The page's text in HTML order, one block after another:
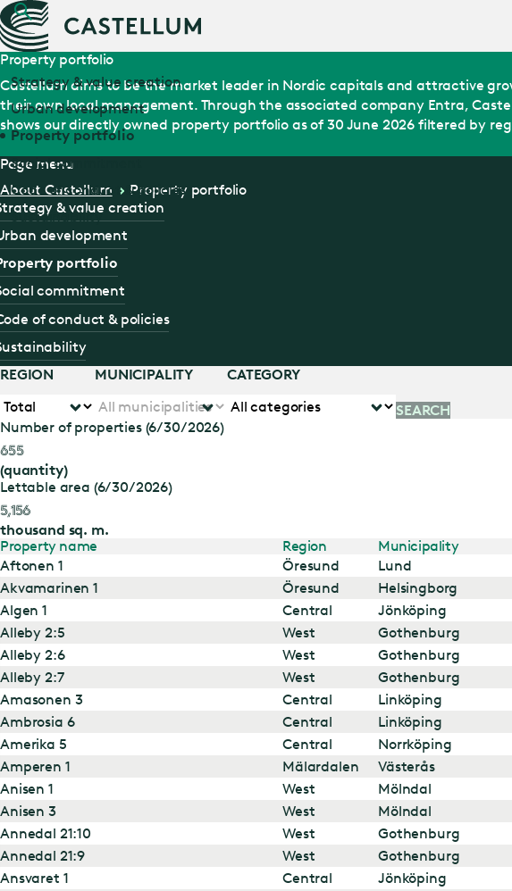
Strategy & value creation
Urban development
Property portfolio
Social commitment
Code of conduct & policies
Sustainability
Property portfolio
Castellum aims to be the market leader in Nordic capitals and attractive
their own local management. Through the associated company Entra,
shows our directly owned property portfolio as of 30 June 2026 filtered by
Page menu
About Castellum
Property portfolio
& value creation
development
portfolio
commitment
of conduct & policies
REGION
MUNICIPALITY CATEGORY
SEARCH
Number of properties (6/30/2026)
655
(quantity)
Lettable area (6/30/2026)
5,156
thousand sq. m.
Property name
Region Municipality
Aftonen 1
Öresund Lund
Akvamarinen 1
Öresund Helsingborg
Algen 1
Central Jönköping
Alleby 2:5
West Gothenburg
Alleby 2:6
West Gothenburg
Alleby 2:7
West Gothenburg
Amasonen 3
Central Linköping
Ambrosia 6
Central Linköping
Amerika 5
Central Norrköping
Amperen 1
Mälardalen Västerås
Anisen 1
West Mölndal
Anisen 3
West Mölndal
Annedal 21:10
West Gothenburg
Annedal 21:9
West Gothenburg
Ansvaret 1
Central Jönköping